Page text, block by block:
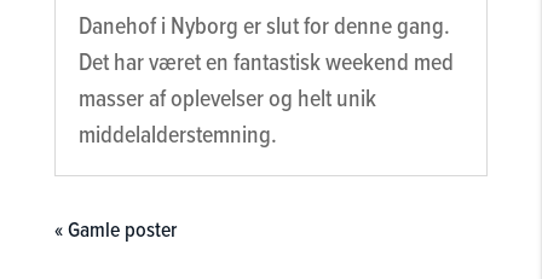
Danehof i Nyborg er slut for denne gang.
Det har været en fantastisk weekend med
masser af oplevelser og helt unik
middelalderstemning.
« Gamle poster